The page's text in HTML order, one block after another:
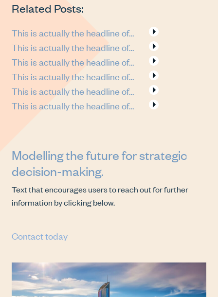
Related Posts:
This is actually the headline of…
This is actually the headline of…
This is actually the headline of…
This is actually the headline of…
This is actually the headline of…
This is actually the headline of…
Modelling the future for strategic
decision-making.
Text that encourages users to reach out for further
information by clicking below.
Contact today